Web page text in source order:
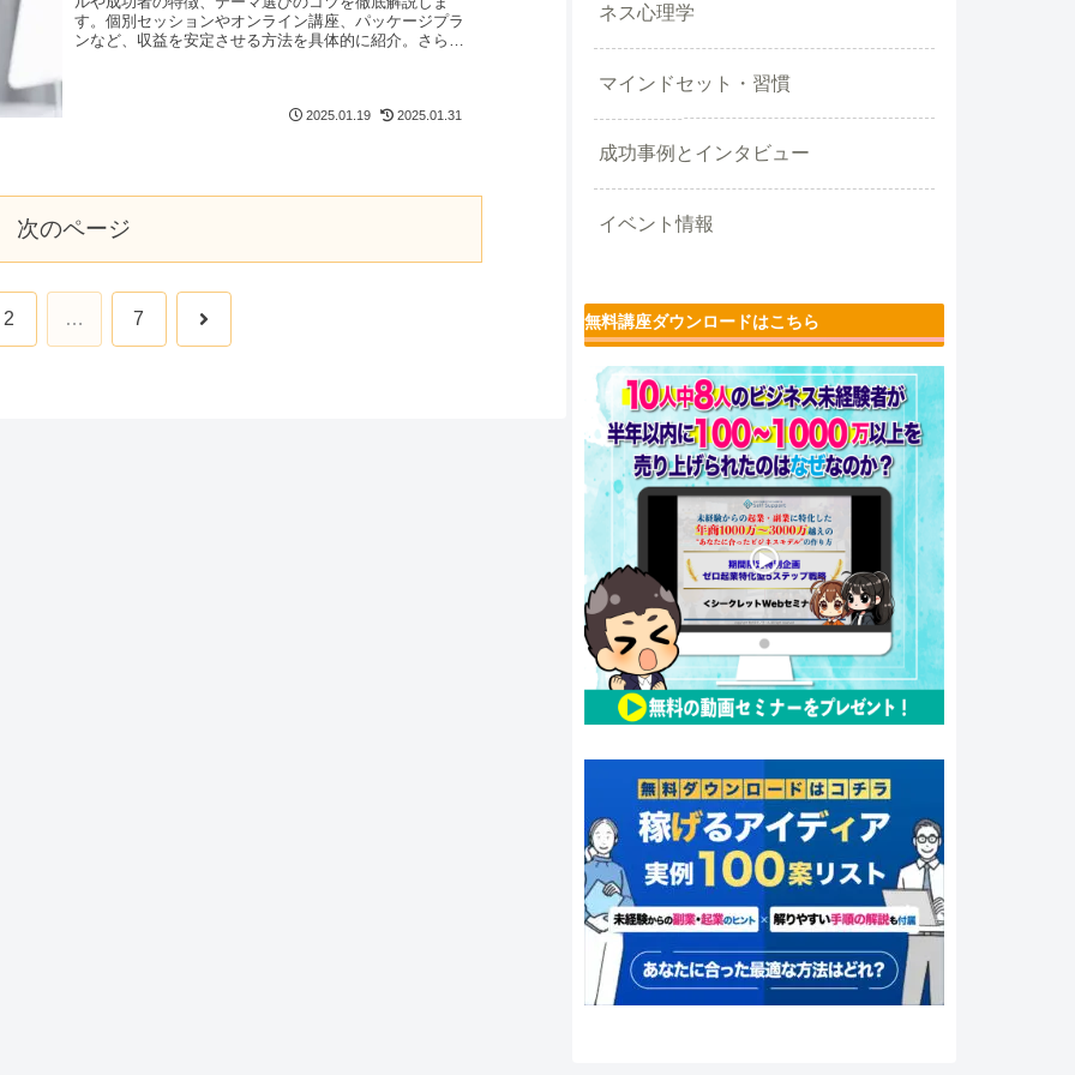
す。個別セッションやオンライン講座、パッケージプラ
ンなど、収益を安定させる方法を具体的に紹介。さら
2025.01.19 2025.01.31
次のページ
2 … 7 次
ネス心理学
マインドセット・習慣
成功事例とインタビュー
イベント情報
無料講座ダウンロードはこちら